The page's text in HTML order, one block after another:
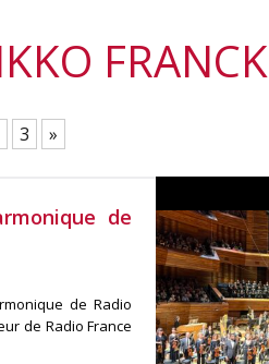
FRANCK
3 »
de
de Radio
de Radio France